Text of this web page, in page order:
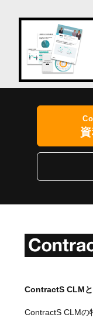
ContractS CLM
ContractS CLMの